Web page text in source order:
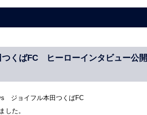
くばFC ヒーローインタビュー公開
ジョイフル本田つくばFC
した。